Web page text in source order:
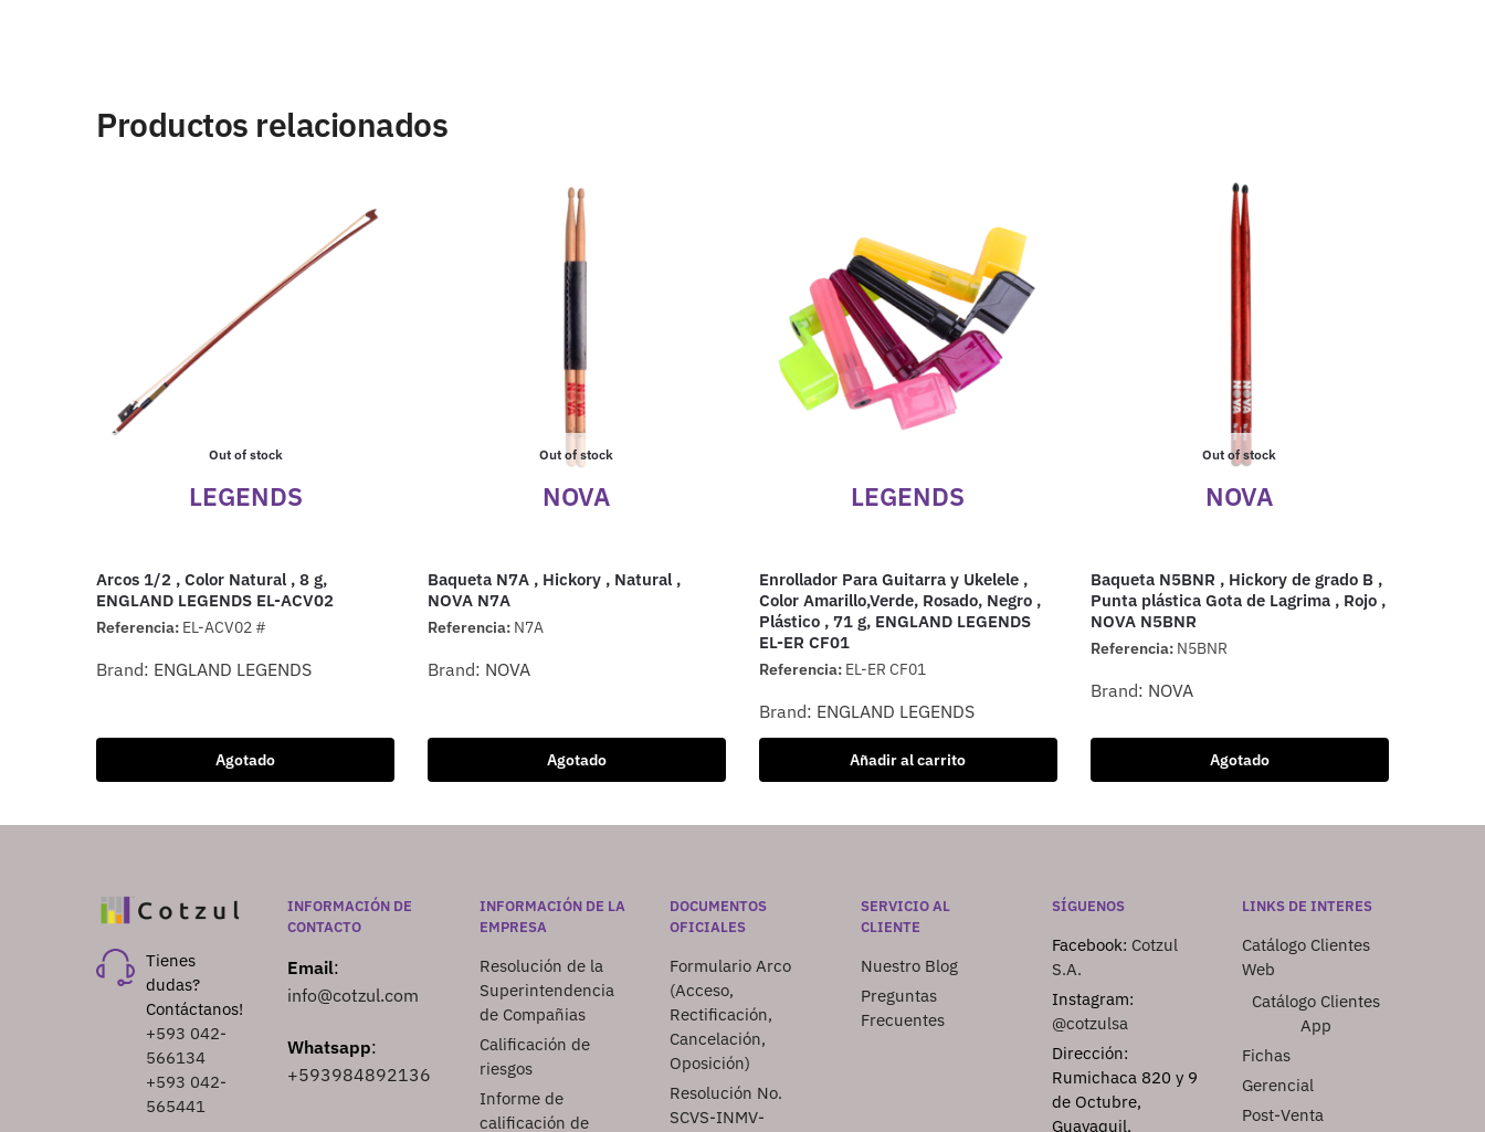
Productos relacionados
Out of stock
LEGENDS
Arcos 1/2 , Color Natural , 8 g,
ENGLAND LEGENDS EL-ACV02
Referencia: EL-ACV02 #
Brand: ENGLAND LEGENDS
Agotado
Out of stock
NOVA
Baqueta N7A , Hickory , Natural ,
NOVA N7A
Referencia: N7A
Brand: NOVA
Agotado
LEGENDS
Enrollador Para Guitarra y Ukelele ,
Color Amarillo,Verde, Rosado, Negro ,
Plástico , 71 g, ENGLAND LEGENDS
EL-ER CF01
Referencia: EL-ER CF01
Brand: ENGLAND LEGENDS
Añadir al carrito
Out of stock
NOVA
Baqueta N5BNR , Hickory de grado B ,
Punta plástica Gota de Lagrima , Rojo ,
NOVA N5BNR
Referencia: N5BNR
Brand: NOVA
Agotado
Tienes
dudas?
Contáctanos!
+593 042-
566134
+593 042-
565441
INFORMACIÓN DE
CONTACTO
Email:
info@cotzul.com
Whatsapp:
+593984892136
INFORMACIÓN DE LA
EMPRESA
Resolución de la
Superintendencia
de Compañias
Calificación de
riesgos
Informe de
calificación de
DOCUMENTOS
OFICIALES
Formulario Arco
(Acceso,
Rectificación,
Cancelación,
Oposición)
Resolución No.
SCVS-INMV-
SERVICIO AL
CLIENTE
Nuestro Blog
Preguntas
Frecuentes
SÍGUENOS
Facebook: Cotzul
S.A.
Instagram:
@cotzulsa
Dirección:
Rumichaca 820 y 9
de Octubre,
Guayaquil,
LINKS DE INTERES
Catálogo Clientes
Web
Catálogo Clientes
App
Fichas
Gerencial
Post-Venta